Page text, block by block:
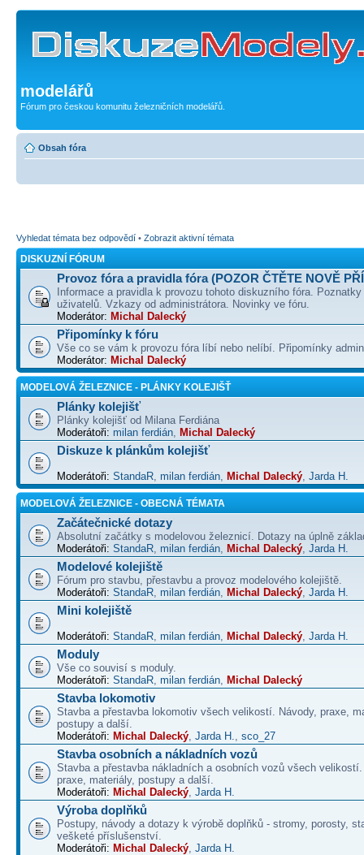
modelářů
Fórum pro českou komunitu železničních modelářů.
Obsah fóra
Vyhledat témata bez odpovědí • Zobrazit aktivní témata
DISKUZNÍ FÓRUM
Provoz fóra a pravidla fóra (POZOR ČTĚTE NOVĚ
Informace a pravidla k provozu tohoto diskuzního fóra.
uživatelů. Vzkazy od administrátora. Novinky ve fóru.
Moderátor: Michal Dalecký
Připomínky k fóru
Vše co se vám k provozu fóra líbí nebo nelíbí. Připomínky
Moderátor: Michal Dalecký
MODELOVÁ ŽELEZNICE - PLÁNKY KOLEJIŠŤ
Plánky kolejišť
Plánky kolejišť od Milana Ferdiána
Moderátoři: milan ferdián, Michal Dalecký
Diskuze k plánkům kolejišť
Moderátoři: StandaR, milan ferdián, Michal Dalecký, Jarda H.
MODELOVÁ ŽELEZNICE - OBECNÁ TÉMATA
Začátečnické dotazy
Absolutní začátky s modelovou železnicí. Dotazy na úplně
Moderátoři: StandaR, milan ferdián, Michal Dalecký, Jarda H.
Modelové kolejiště
Fórum pro stavbu, přestavbu a provoz modelového kolejiště.
Moderátoři: StandaR, milan ferdián, Michal Dalecký, Jarda H.
Mini kolejiště
Moderátoři: StandaR, milan ferdián, Michal Dalecký, Jarda H.
Moduly
Vše co souvisí s moduly.
Moderátoři: StandaR, milan ferdián, Michal Dalecký
Stavba lokomotiv
Stavba a přestavba lokomotiv všech velikostí. Návody, praxe,
postupy a další.
Moderátoři: Michal Dalecký, Jarda H., sco_27
Stavba osobních a nákladních vozů
Stavba a přestavba nákladních a osobních vozů všech velikostí.
praxe, materiály, postupy a další.
Moderátoři: Michal Dalecký, Jarda H.
Výroba doplňků
Postupy, návody a dotazy k výrobě doplňků - stromy, porosty,
vešketé příslušenství.
Moderátoři: Michal Dalecký, Jarda H.